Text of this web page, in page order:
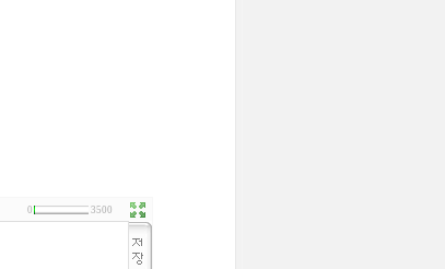
0 3500